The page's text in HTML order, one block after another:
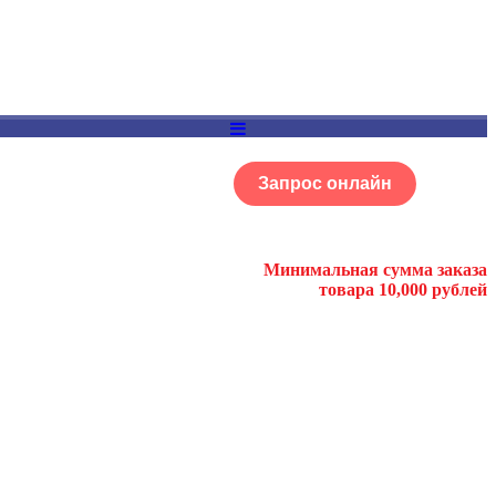
Запрос онлайн
Минимальная сумма заказа
товара 10,000 рублей